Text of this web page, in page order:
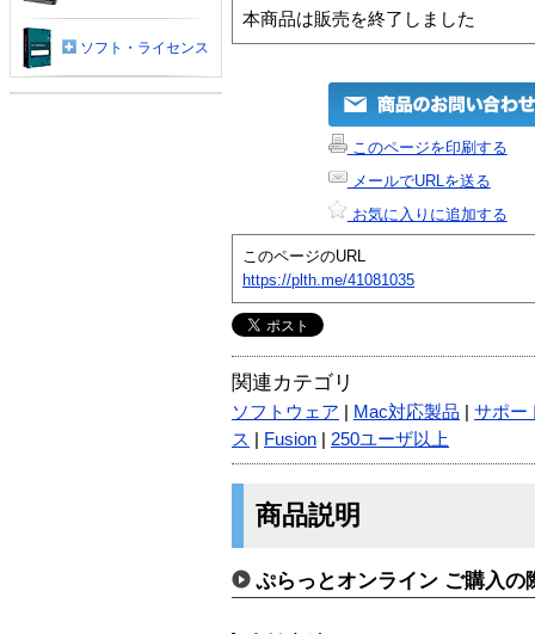
本商品は販売を終了しました
このページを印刷する
メールでURLを送る
お気に入りに追加する
このページのURL
https://plth.me/41081035
関連カテゴリ
ソフトウェア Mac対応製品
サポー
ス
Fusion 250ユーザ以上
商品説明
ぷらっとオンライン ご購入の
ソフト・ライセンス